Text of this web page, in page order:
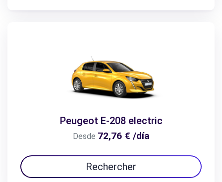
Peugeot E-208 electric
Desde 72,76 € /día
Rechercher